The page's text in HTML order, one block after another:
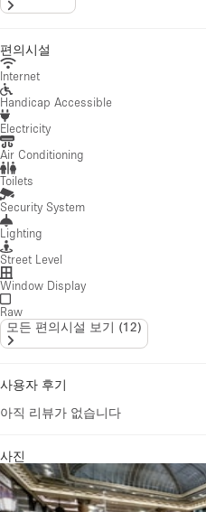
편의시설
Internet
Handicap Accessible
Electricity
Air Conditioning
Toilets
Security System
Lighting
Street Level
Window Display
Raw
모든 편의시설 보기 (12)
사용자 후기
아직 리뷰가 없습니다
사진